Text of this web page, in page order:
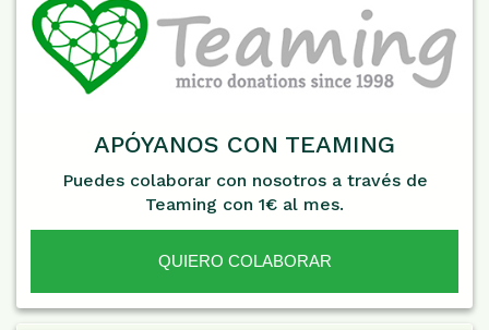
APÓYANOS CON TEAMING
Puedes colaborar con nosotros a través de
Teaming con 1€ al mes.
QUIERO COLABORAR